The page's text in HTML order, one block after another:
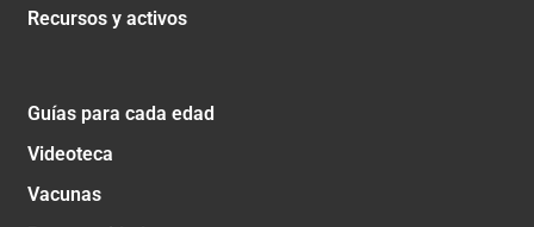
Recursos y activos
Guías para cada edad
Videoteca
Vacunas